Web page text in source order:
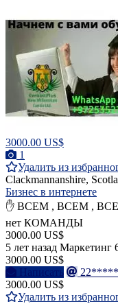
3000.00 US$
1
Удалить из
Clackmannanshire,
Бизнес в интернете
✋ ВСЕМ , ВСЕМ ,
нет КОМАНДЫ
3000.00 US$
5 лет назад Маркетинг
3000.00 US$
Написать
3000.00 US$
Удалить из